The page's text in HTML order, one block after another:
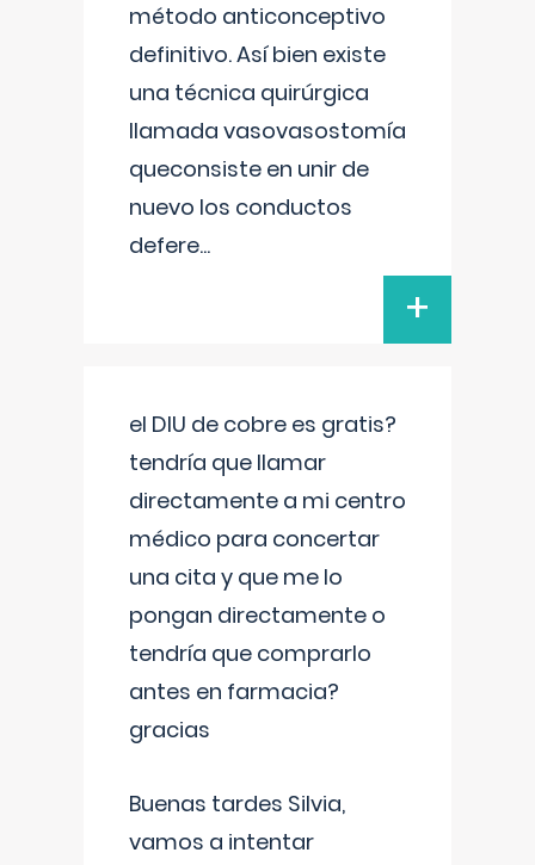
método anticonceptivo
definitivo. Así bien existe
una técnica quirúrgica
llamada vasovasostomía
queconsiste en unir de
nuevo los conductos
defere...
+
el DIU de cobre es gratis?
tendría que llamar
directamente a mi centro
médico para concertar
una cita y que me lo
pongan directamente o
tendría que comprarlo
antes en farmacia?
gracias
Buenas tardes Silvia,
vamos a intentar